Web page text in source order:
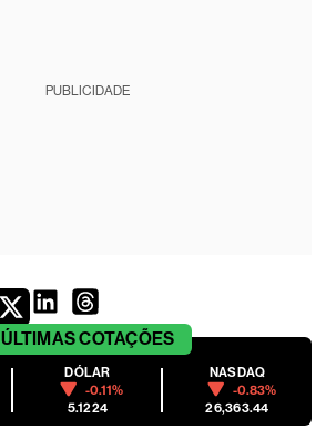
PUBLICIDADE
ÚLTIMASCOTAÇÕES
DÓLAR
-0.11%
5.1224
NASDAQ
-0.83%
26,363.44